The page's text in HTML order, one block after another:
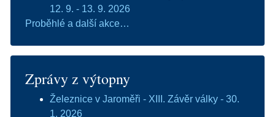
12. 9. - 13. 9. 2026
Proběhlé a další akce…
Zprávy z výtopny
Železnice v Jaroměři - XIII. Závěr války - 30.
1. 2026